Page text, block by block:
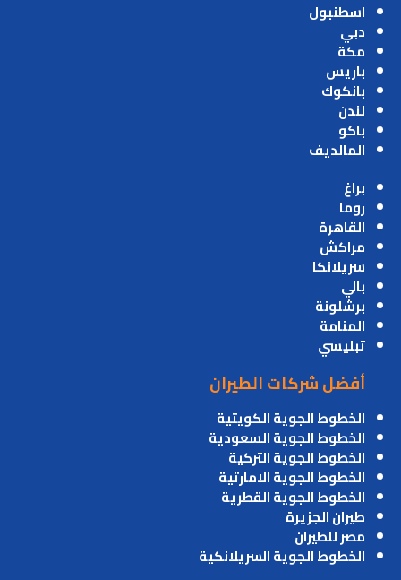
اسطنبول
دبي
مكة
باريس
بانكوك
لندن
باكو
المالديف
براغ
روما
القاهرة
مراكش
سريلانكا
بالي
برشلونة
المنامة
تبليسي
أفضل شركات الطيران
الخطوط الجوية الكويتية
الخطوط الجوية السعودية
الخطوط الجوية التركية
الخطوط الجوية الامارتية
الخطوط الجوية القطرية
طيران الجزيرة
مصر للطيران
الخطوط الجوية السريلانكية